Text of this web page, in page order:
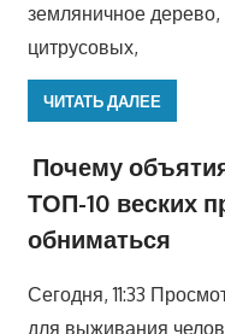
земляничное
цитрусовых,
ЧИТАТЬ ДАЛЕЕ
Почему
ТОП-10 веских
обниматься
Сегодня, 11:33
для выживания